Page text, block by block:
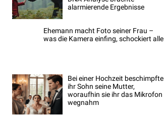
alarmierende Ergebnisse
Ehemann macht Foto seiner Frau –
was die Kamera einfing, schockiert alle
Bei einer Hochzeit beschimpfte
ihr Sohn seine Mutter,
woraufhin sie ihr das Mikrofon
wegnahm